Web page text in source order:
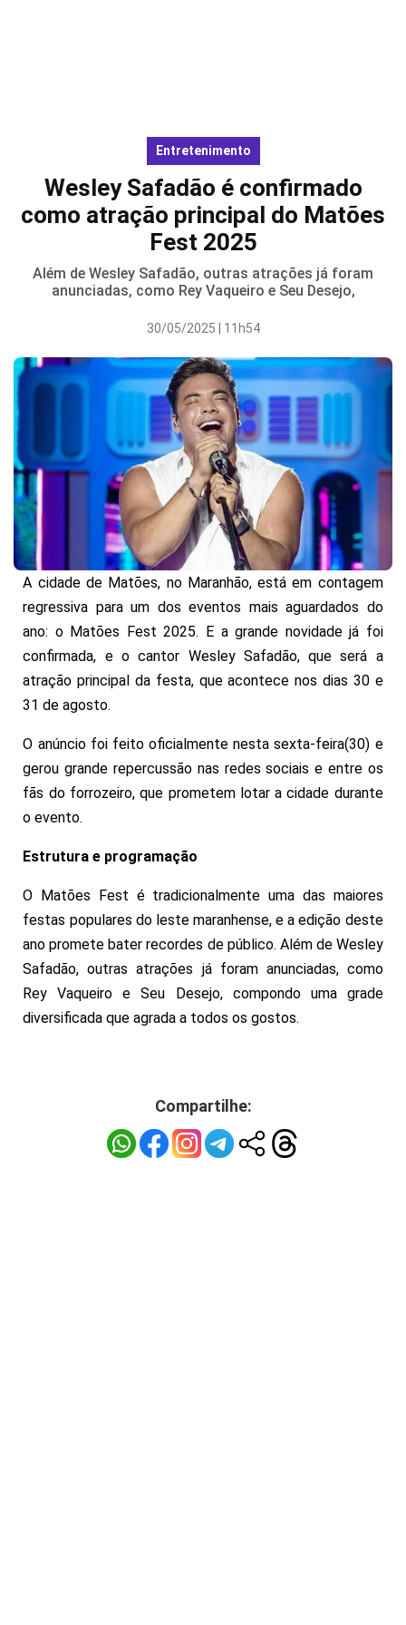
Entretenimento
Wesley Safadão é confirmado
como atração principal do Matões
Fest 2025
Além de Wesley Safadão, outras atrações já foram
anunciadas, como Rey Vaqueiro e Seu Desejo,
30/05/2025 | 11h54
A cidade de Matões, no Maranhão, está em contagem
regressiva para um dos eventos mais aguardados do
ano: o Matões Fest 2025. E a grande novidade já foi
confirmada, e o cantor Wesley Safadão, que será a
atração principal da festa, que acontece nos dias 30 e
31 de agosto.
O anúncio foi feito oficialmente nesta sexta-feira(30) e
gerou grande repercussão nas redes sociais e entre os
fãs do forrozeiro, que prometem lotar a cidade durante
o evento.
Estrutura e programação
O Matões Fest é tradicionalmente uma das maiores
festas populares do leste maranhense, e a edição deste
ano promete bater recordes de público. Além de Wesley
Safadão, outras atrações já foram anunciadas, como
Rey Vaqueiro e Seu Desejo, compondo uma grade
diversificada que agrada a todos os gostos.
Compartilhe: